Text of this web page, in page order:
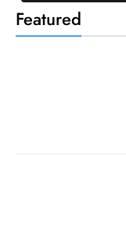
Featured